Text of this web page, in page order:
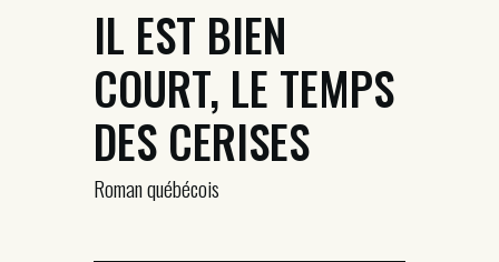
IL EST BIEN
COURT, LE TEMPS
DES CERISES
Roman québécois